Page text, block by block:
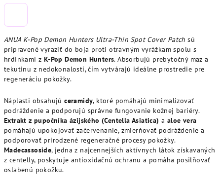
ANUA K-Pop Demon Hunters Ultra-Thin Spot Cover Patch sú
pripravené vyraziť do boja proti otravným vyrážkam spolu s
hrdinkami z K-Pop Demon Hunters. Absorbujú prebytočný maz a
tekutinu z nedokonalostí, čím vytvárajú ideálne prostredie pre
regeneráciu pokožky.
Náplasti obsahujúceramidy, ktoré pomáhajú minimalizovať
podráždenie a podporujú správne fungovanie kožnej bariéry.
Extrakt z pupočníka ázijského (Centella Asiatica) a aloe vera
pomáhajú upokojovať začervenanie, zmierňovať podráždenie a
podporovať prirodzené regeneračné procesy pokožky.
Madecassoside, jedna z najcennejších aktívnych látok získavaných
z centelly, poskytuje antioxidačnú ochranu a pomáha posilňovať
oslabenú pokožku.